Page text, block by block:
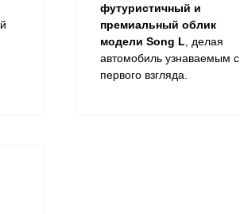
футуристичный и
премиальный облик
модели Song L , делая
автомобиль узнаваемым с
первого взгляда.